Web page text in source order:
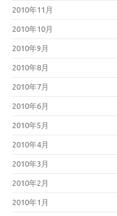
2010年11月
2010年10月
2010年9月
2010年8月
2010年7月
2010年6月
2010年5月
2010年4月
2010年3月
2010年2月
2010年1月